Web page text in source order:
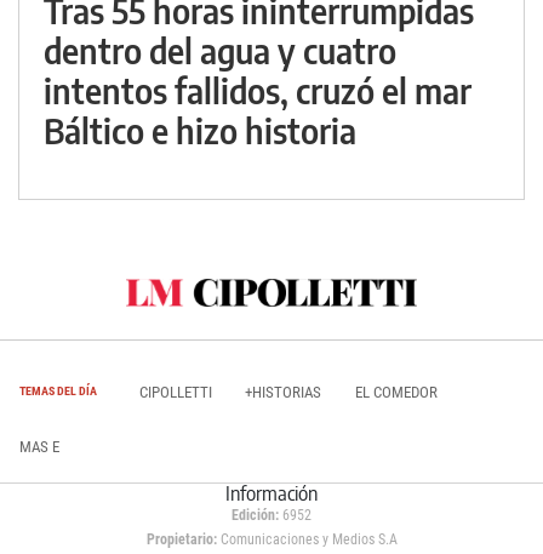
Tras 55 horas ininterrumpidas
dentro del agua y cuatro
intentos fallidos, cruzó el mar
Báltico e hizo historia
TEMAS DEL DÍA CIPOLLETTI +HISTORIAS EL COMEDOR
MAS E
Información
Edición: 6952
Propietario:Comunicaciones y Medios S.A